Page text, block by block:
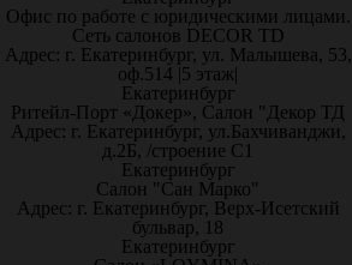
Офис по работе с юридическими лицами.
Сеть салонов DECOR TD
Адрес: г. Екатеринбург, ул. Малышева, 53,
оф.514 |5 этаж|
Екатеринбург
Ритейл-Порт «Докер», Салон "Декор ТД
Адрес: г. Екатеринбург, ул.Бахчиванджи,
д.2Б, /строение С1
Екатеринбург
Салон "Сан Марко"
Адрес: г. Екатеринбург, Верх-Исетский
бульвар, 18
Екатеринбург